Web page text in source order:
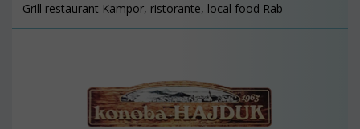
Grill restaurant Kampor, ristorante, local food Rab